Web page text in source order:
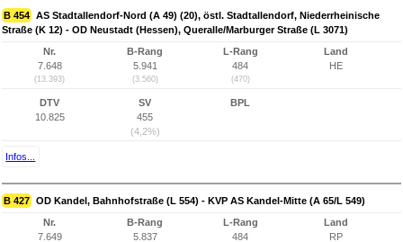
B 454 AS Stadtallendorf-Nord (A 49) (20), östl. Stadtallendorf, Niederrheinische
Straße (K 12) - OD Neustadt (Hessen), Queralle/Marburger Straße (L 3071)
Nr.
7.648
(13.393)
B-Rang
5.941
(3.560)
L-Rang
484
(470)
Land
HE
DTV
10.825
SV
455
(4,2%)
BPL
Infos...
B 427 OD Kandel, Bahnhofstraße (L 554) - KVP AS Kandel-Mitte (A 65/L 549)
Nr.
7.649
B-Rang
5.837
L-Rang
484
Land
RP